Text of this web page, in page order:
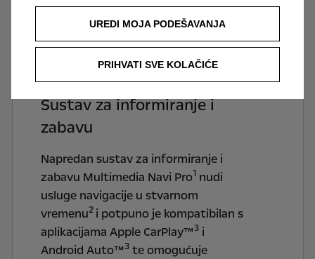
Sustav za informiranje i
zabavu
Napredan sustav za informiranje i
zabavu Multimedia Navi Pro1nudi
usluge navigacije u stvarnom
vremenu2 i potpuno je kompatibilan s
aplikacijama Apple CarPlay™3i
Android Auto™3te omogućuje
UREDI MOJA PODEŠAVANJA
PRIHVATI SVE KOLAČIĆE